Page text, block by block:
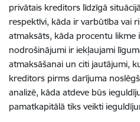
privātais kreditors līdzīgā
respektīvi, kāda ir varbūtība vai
atmaksāts, kāda procentu likme
nodrošinājumi ir iekļaujami
atmaksāšanai un citi jautājumi,
kreditors pirms darījuma
analizē, kāda atdeve būs
pamatkapitālā tiks veikti